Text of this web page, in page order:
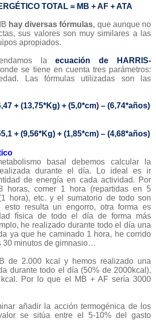
TOTAL = MB + AF + ATA
hay diversas fórmulas, que aunque no
sus valores son muy similares a las
apropiados.
laecuación de HARRIS-
se tiene en cuenta tres parámetros:
Las fórmulas utilizadas son las
+ (13,75*Kg) + (5,0*cm) – (6,74*años)
+ (9,56*Kg) + (1,85*cm) – (4,68*años)
basal debemos calcular la
durante el día. Lo ideal es ir
de energía en cada actividad. Por
horas, comer 1 hora (repartidas en 5
hora), etc. y el sumatorio de todo son
esto resulta un engorro, otra forma es
física de todo el día de forma más
he realizado durante todo el día una
ya que he caminado 1 hora, he corrido
30 minutos de gimnasio…
de 2.000 kcal y hemos realizado una
durante todo el día (50% de 2000kcal),
kcal. Por lo que el MB + AF sería 3000
añadir la acción termogénica de los
se sitúa entre el 5-10% del gasto